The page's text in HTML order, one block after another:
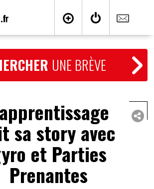
UNE BRÈVE
sa story avec
et Parties
Prenantes